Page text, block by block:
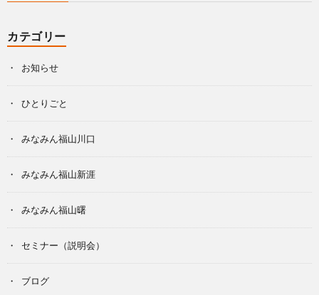
カテゴリー
お知らせ
ひとりごと
みなみん福山川口
みなみん福山新涯
みなみん福山曙
セミナー（説明会）
ブログ